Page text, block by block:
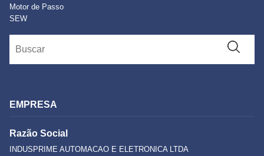
Motor de Passo
SEW
EMPRESA
Razão Social
INDUSPRIME AUTOMACAO E ELETRONICA LTDA